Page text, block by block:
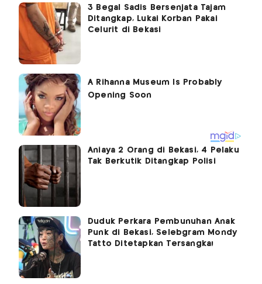
3 Begal Sadis Bersenjata Tajam
Ditangkap, Lukai Korban Pakai
Celurit di Bekasi
Aniaya 2 Orang di Bekasi, 4 Pelaku
Tak Berkutik Ditangkap Polisi
Duduk Perkara Pembunuhan Anak
Punk di Bekasi, Selebgram Mondy
Tatto Ditetapkan Tersangka!